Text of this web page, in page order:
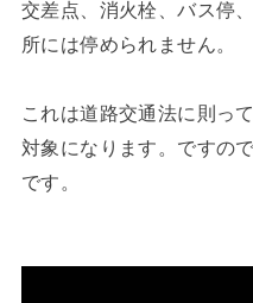
交差点、消火栓、バス停
所には停められません。
これは道路交通法に則っ
対象になります。ですの
です。